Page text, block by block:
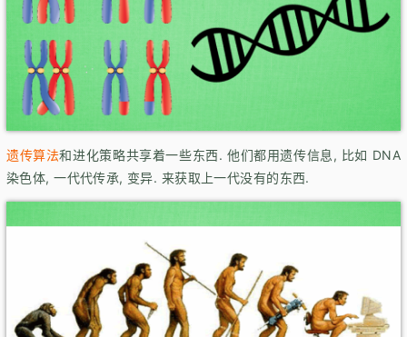
遗传算法和进化策略共享着一些东西. 他们都用遗传信息, 比如 DNA
染色体, 一代代传承, 变异. 来获取上一代没有的东西.